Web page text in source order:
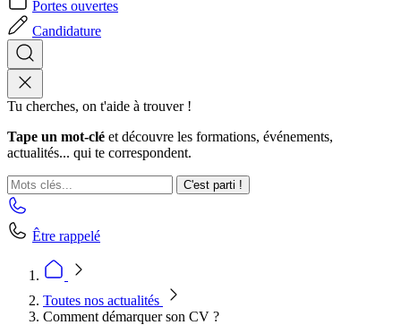
Portes ouvertes
Candidature
Tu cherches, on t'aide à trouver !
Tape un mot-clé et découvre les formations, événements,
actualités... qui te correspondent.
C'est parti !
Être rappelé
Toutes nos actualités
Comment démarquer son CV ?